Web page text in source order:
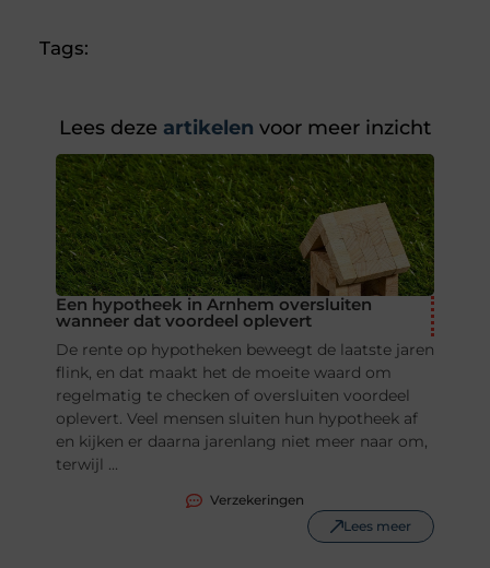
Tags:
Lees deze artikelen voor meer inzicht
Een hypotheek in Arnhem oversluiten
wanneer dat voordeel oplevert
De rente op hypotheken beweegt de laatste jaren
flink, en dat maakt het de moeite waard om
regelmatig te checken of oversluiten voordeel
oplevert. Veel mensen sluiten hun hypotheek af
en kijken er daarna jarenlang niet meer naar om,
terwijl ...
Verzekeringen
Lees meer